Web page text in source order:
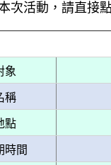
次活動，請直接
象
稱
點
時間